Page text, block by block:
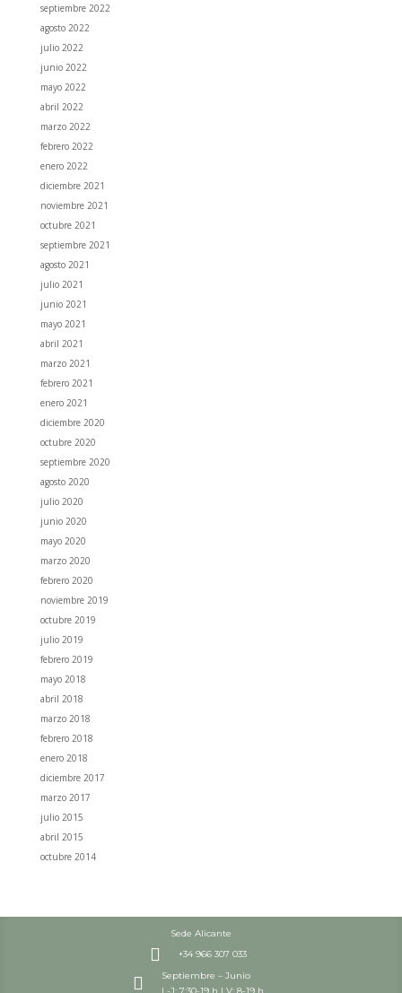
septiembre 2022
agosto 2022
julio 2022
junio 2022
mayo 2022
abril 2022
marzo 2022
febrero 2022
enero 2022
diciembre 2021
noviembre 2021
octubre 2021
septiembre 2021
agosto 2021
julio 2021
junio 2021
mayo 2021
abril 2021
marzo 2021
febrero 2021
enero 2021
diciembre 2020
octubre 2020
septiembre 2020
agosto 2020
julio 2020
junio 2020
mayo 2020
marzo 2020
febrero 2020
noviembre 2019
octubre 2019
julio 2019
febrero 2019
mayo 2018
abril 2018
marzo 2018
febrero 2018
enero 2018
diciembre 2017
marzo 2017
julio 2015
abril 2015
octubre 2014
Sede Alicante
 +34 966 307 033

Septiembre – Junio
L-J: 7:30-19 h | V: 8-19 h